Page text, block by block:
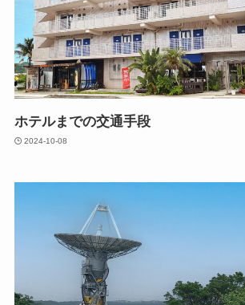
ホテルまでの交通手段
2024-10-08